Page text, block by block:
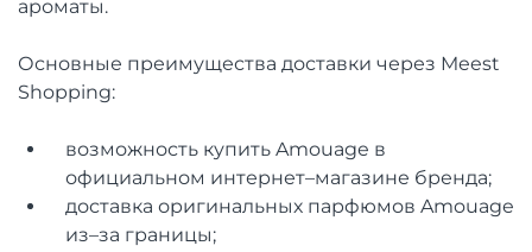
ароматы.
Основные преимущества доставки через Meest
Shopping:
возможность купить Amouage в
официальном интернет–магазине бренда;
доставка оригинальных парфюмов Amouage
из–за границы;